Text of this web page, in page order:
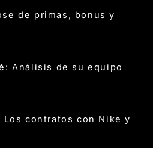
de primas, bonus y
Análisis de su equipo
Los contratos con Nike y